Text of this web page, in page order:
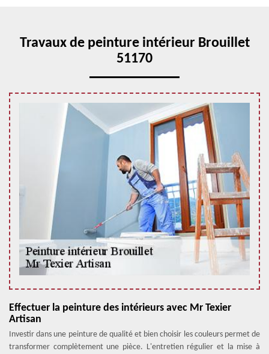
Travaux de peinture intérieur Brouillet
51170
Effectuer la peinture des intérieurs avec Mr Texier
Artisan
Investir dans une peinture de qualité et bien choisir les couleurs permet de
transformer complètement une pièce. L'entretien régulier et la mise à